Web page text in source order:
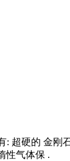
硬的 金
性气体保 .